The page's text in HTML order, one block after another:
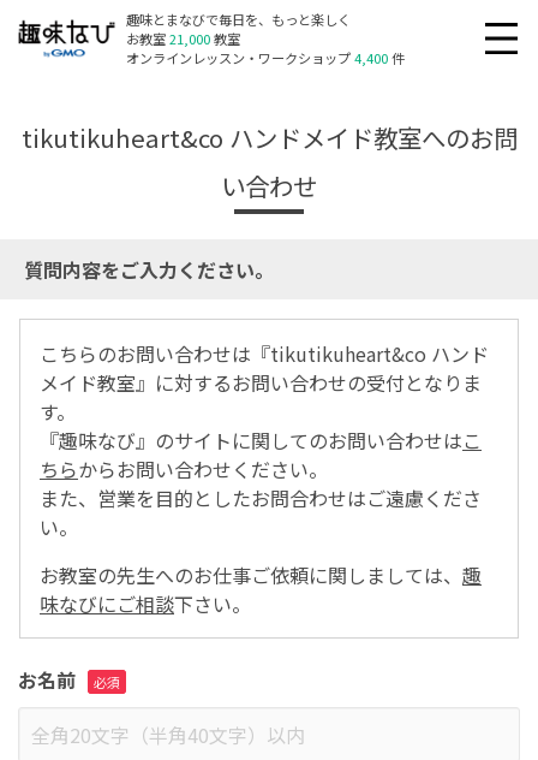
趣味とまなびで毎日を、もっと楽しく
お教室21,000教室
オンラインレッスン・ワークショップ4,400件
tikutikuheart&co ハンドメイド教室へのお問
い合わせ
質問内容をご入力ください。
こちらのお問い合わせは『tikutikuheart&co ハンド
メイド教室』に対するお問い合わせの受付となりま
す。
『趣味なび』のサイトに関してのお問い合わせはこ
ちらからお問い合わせください。
また、営業を目的としたお問合わせはご遠慮くださ
い。
お教室の先生へのお仕事ご依頼に関しましては、 趣
味なびにご相談下さい。
お名前